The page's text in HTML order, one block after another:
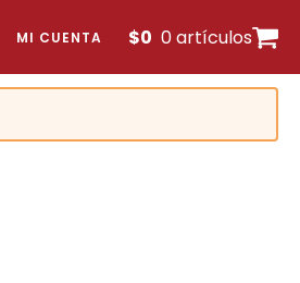
MI CUENTA $0 0 artículos